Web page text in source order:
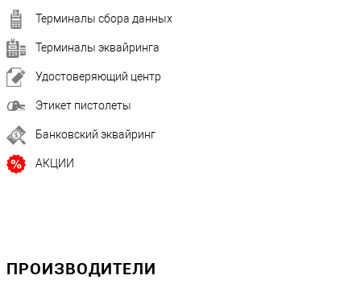
Терминалы сбора данных
Терминалы эквайринга
Удостоверяющий центр
Этикет пистолеты
Банковский эквайринг
АКЦИИ
ПРОИЗВОДИТЕЛИ